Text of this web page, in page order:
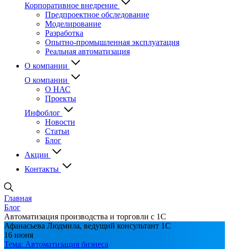
Корпоративное внедрение
Предпроектное обследование
Моделирование
Разработка
Опытно-промышленная эксплуатация
Реальная автоматизация
О компании
О компании
О НАС
Проекты
Инфоблог
Новости
Статьи
Блог
Акции
Контакты
Главная
Блог
Автоматизация производства и торговли с 1С
Афанасьева Людмила, ведущий консультант 1С
16 июня
Тема: Автоматизация бизнеса